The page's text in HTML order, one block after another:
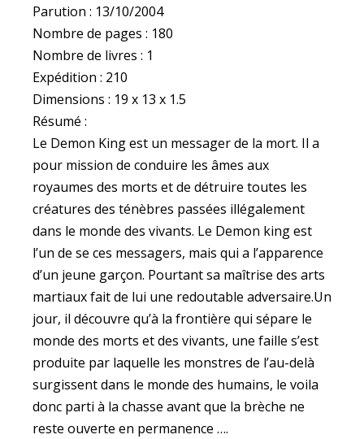
Parution : 13/10/2004
Nombre de pages : 180
Nombre de livres : 1
Expédition : 210
Dimensions : 19 x 13 x 1.5
Résumé :
Le Demon King est un messager de la mort. Il a
pour mission de conduire les âmes aux
royaumes des morts et de détruire toutes les
créatures des ténèbres passées illégalement
dans le monde des vivants. Le Demon king est
l’un de se ces messagers, mais qui a l’apparence
d’un jeune garçon. Pourtant sa maîtrise des arts
martiaux fait de lui une redoutable adversaire.Un
jour, il découvre qu’à la frontière qui sépare le
monde des morts et des vivants, une faille s’est
produite par laquelle les monstres de l’au-delà
surgissent dans le monde des humains, le voila
donc parti à la chasse avant que la brèche ne
reste ouverte en permanence ….